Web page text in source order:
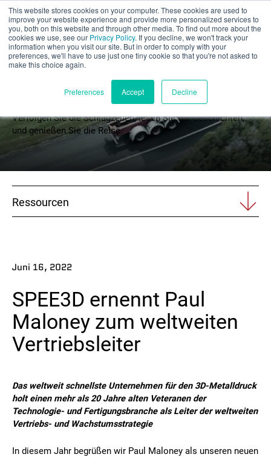
This website stores cookies on your computer. These cookies are used to
improve your website experience and provide more personalized services to
you, both on this website and through other media. To find out more about the
cookies we use, see our Privacy Policy. If you decline, we won't track your
information when you visit our site. But in order to comply with your
preferences, we'll have to use just one tiny cookie so that you're not asked to
make this choice again.
Preferences Accept Decline
Teilbewertung
Produkte
Anwendungen
Branchen
Ressourcen
Kontakt
Folgen Sie uns
X LinkedIn
Nachrichten
Verfolgen Sie die Schlagzeilen, lesen Sie die Geschichten,
und genießen Sie die Reise.
Ressourcen
Juni 16, 2022
SPEE3D ernennt Paul
Maloney zum weltweiten
Vertriebsleiter
Das weltweit schnellste Unternehmen für den 3D-Metalldruck
holt einen mehr als 20 Jahre alten Veteranen der
Technologie- und Fertigungsbranche als Leiter der weltweiten
Vertriebs- und Wachstumsstrategie
In diesem Jahr begrüßen wir Paul Maloney als unseren neuen